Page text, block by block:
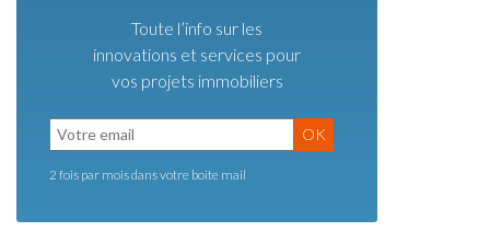
Toute l’info sur les
innovations et services pour
vos projets immobiliers
OK
2 fois par mois dans votre boite mail